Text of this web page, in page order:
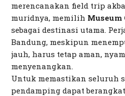
merencanakan field trip
muridnya, memilih Museum
sebagai destinasi utama.
Bandung, meskipun
jauh, harus tetap aman,
menyenangkan.
Untuk memastikan seluruh
pendamping dapat